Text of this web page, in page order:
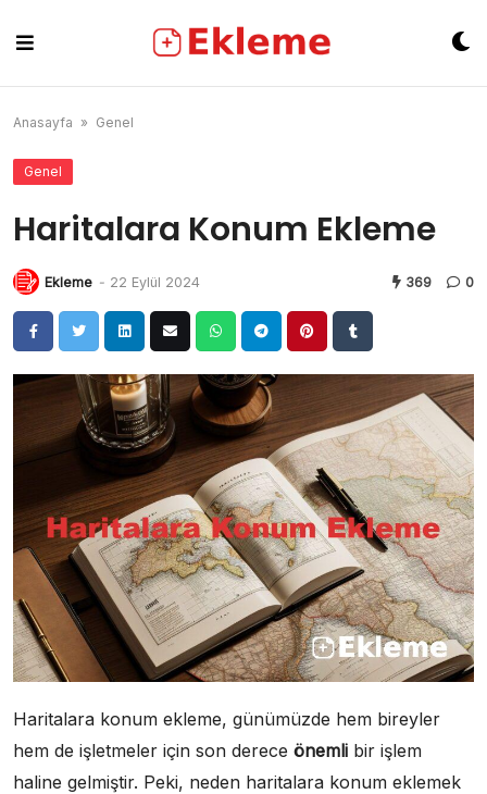
content
Anasayfa » Genel
Genel
Haritalara Konum Ekleme
Ekleme - 22 Eylül 2024 369 0
Haritalara konum ekleme, günümüzde hem bireyler
hem de işletmeler için son derece önemli bir işlem
haline gelmiştir. Peki, neden haritalara konum eklemek